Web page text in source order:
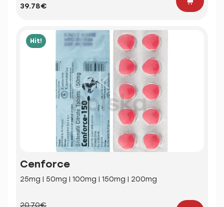
39.78€
Hit!
Cenforce
25mg | 50mg | 100mg | 150mg | 200mg
20.70€